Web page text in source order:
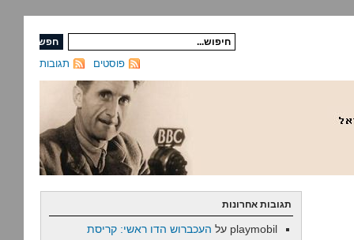
תגובות פוסטים
תגובות אחרונות
playmobil על העכברוש הדו ראשי: קריסת